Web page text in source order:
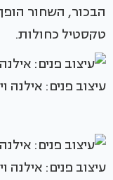
הבכור, השחור
טקסטיל כחולות.
עיצוב פנים: אילנה
עיצוב פנים: אילנה